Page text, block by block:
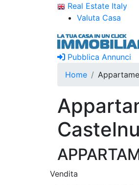
Real Estate Italy
Valuta Casa
Pubblica Annunci
Home
Vendita